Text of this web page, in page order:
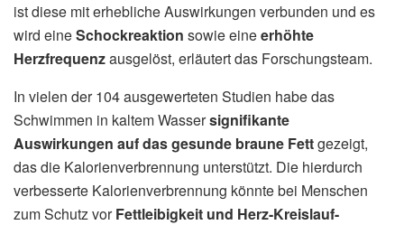
ist diese mit erhebliche Auswirkungen verbunden und es
wird eineSchockreaktion sowie eineerhöhte
Herzfrequenzausgelöst, erläutert das Forschungsteam.
In vielen der 104 ausgewerteten Studien habe das
Schwimmen in kaltem Wassersignifikante
Auswirkungen auf das gesunde braune Fettgezeigt,
das die Kalorienverbrennung unterstützt. Die hierdurch
verbesserte Kalorienverbrennung könnte bei Menschen
zum Schutz vorFettleibigkeit und Herz-Kreislauf-